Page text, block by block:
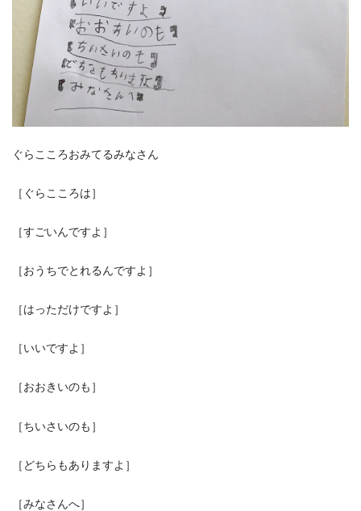
ぐらこころおみてるみなさん
［ぐらこころは］
［すごいんですよ］
［おうちでとれるんですよ］
［はっただけですよ］
［いいですよ］
［おおきいのも］
［ちいさいのも］
［どちらもありますよ］
［みなさんへ］